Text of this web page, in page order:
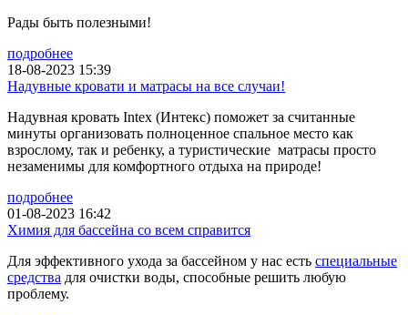
Рады быть полезными!
подробнее
18-08-2023 15:39
Надувные кровати и матрасы на все случаи!
Надувная кровать Intex (Интекс) поможет за считанные
минуты организовать полноценное спальное место как
взрослому, так и ребенку, а туристические матрасы просто
незаменимы для комфортного отдыха на природе!
подробнее
01-08-2023 16:42
Химия для бассейна со всем справится
Для эффективного ухода за бассейном у нас есть специальные
средства для очистки воды, способные решить любую
проблему.